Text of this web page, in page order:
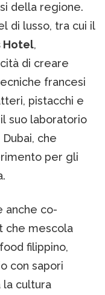
della regione.
di lusso, tra cui il
Hotel,
di creare
francesi
pistacchi e
suo laboratorio
Dubai, che
per gli
anche co-
che mescola
filippino,
con sapori
la cultura